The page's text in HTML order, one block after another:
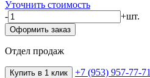
Уточнить стоимость
-
+шт.
Оформить заказ
Отдел продаж
Купить в 1 клик +7 (953) 957-77-71